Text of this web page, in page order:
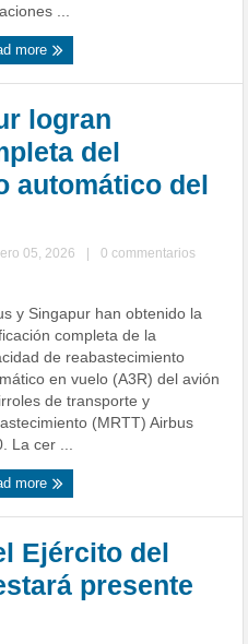
...
more
logran
del
automático del
05, 2026
0 commentarios
y Singapur han obtenido la
completa de la
de reabastecimiento
en vuelo (A3R) del avión
de transporte y
(MRTT) Airbus
La cer ...
more
Ejército del
presente